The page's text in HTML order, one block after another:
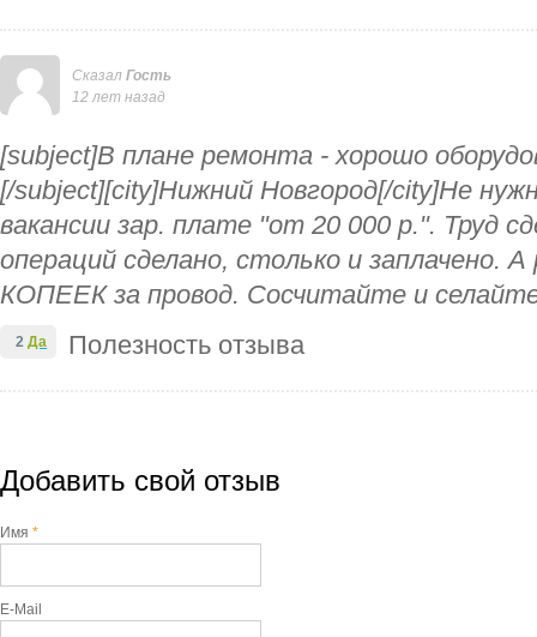
Сказал Гость
12 лет назад
[subject]В плане ремонта - хорошо
[/subject][city]Нижний Новгород[/city]Не
вакансии зар. плате "от 20 000 р.". Труд
операций сделано, столько и заплачено.
КОПЕЕК за провод. Сосчитайте и
Полезность отзыва
2 Да
Добавить свой отзыв
Имя *
E-Mail